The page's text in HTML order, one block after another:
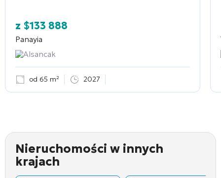
z $133 888
Panayia
Alsancak
od 65 m² 2027
Nieruchomości w innych
krajach